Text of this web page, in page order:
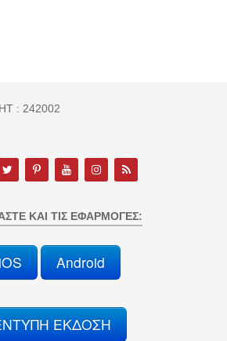
: 242002
ΚΑΙ ΤΙΣ ΕΦΑΡΜΟΓΈΣ:
Android
ΕΚΔΟΣΗ